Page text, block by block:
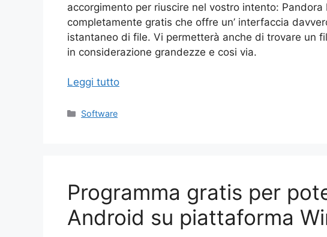
accorgimento per riuscire nel vostro intento:
completamente gratis che offre un’ interfaccia
istantaneo di file. Vi permetterà anche di trovare un
in considerazione grandezze e cosi via.
Leggi tutto
Categorie
Software
Programma gratis per
Android su piattaforma